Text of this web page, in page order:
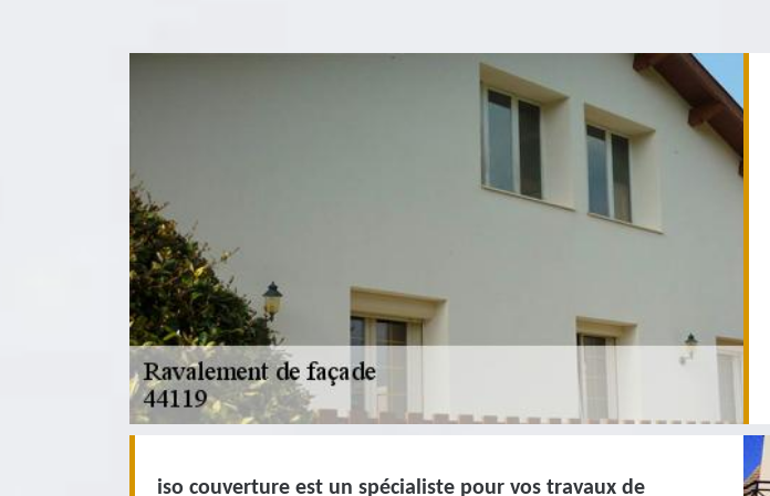
iso couverture est un spécialiste pour vos travaux de